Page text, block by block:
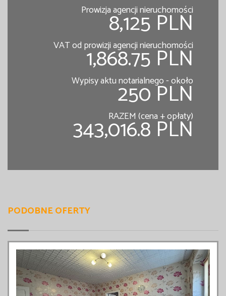
Prowizja agencji nieruchomości
8,125 PLN
VAT od prowizji agencji nieruchomości
1,868.75 PLN
Wypisy aktu notarialnego - około
250 PLN
RAZEM (cena + opłaty)
343,016.8 PLN
PODOBNE OFERTY